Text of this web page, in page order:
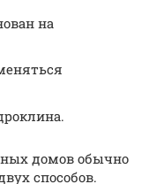
на
домов обычно
способов.